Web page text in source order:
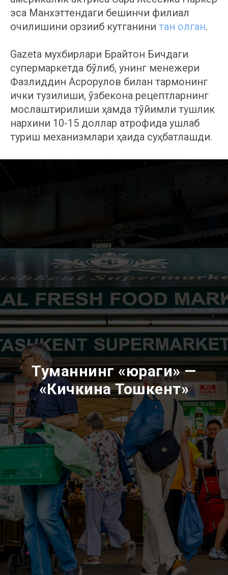
эса Манхэттендаги бешинчи филиал
очилишини орзиқиб кутганини тан олган.
Gazeta мухбирлари Брайтон Бичдаги
супермаркетда бўлиб, унинг менежери
Фазлиддин Асрорқулов билан тармоқнинг
ички тузилиши, ўзбекона рецептларнинг
мослаштирилиши ҳамда тўйимли тушлик
нархини 10-15 доллар атрофида ушлаб
туриш механизмлари ҳақида суҳбатлашди.
Туманнинг «юраги» —
«Кичкина Тошкент»